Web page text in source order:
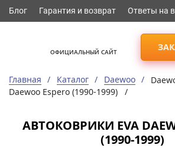
Блог Гарантия и возврат Ответы на
ОФИЦИАЛЬНЫЙ САЙТ
Главная Каталог Daewoo
Daewoo Espero (1990-1999) /
АВТОКОВРИКИ EVA
(1990-1999)